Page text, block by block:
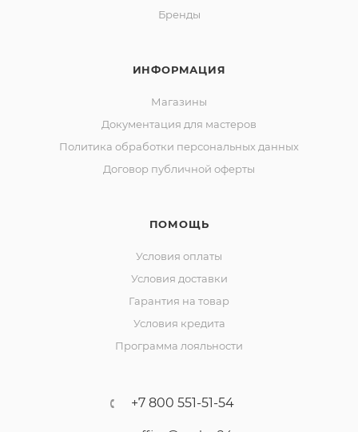
Бренды
ИНФОРМАЦИЯ
Магазины
Документация для мастеров
Политика обработки персональных данных
Договор публичной оферты
ПОМОЩЬ
Условия оплаты
Условия доставки
Гарантия на товар
Условия кредита
Программа лояльности
+7 800 551-51-54